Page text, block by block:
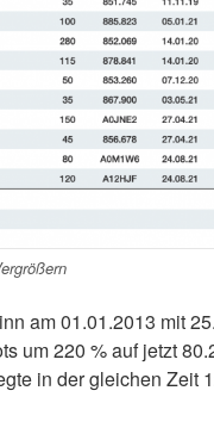
am 01.01.2013 mit
um 220 % auf jetzt
in der gleichen Zeit